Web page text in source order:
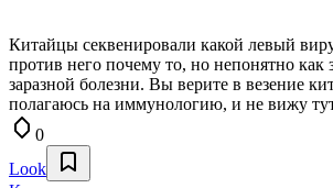
Китайцы секвенировали какой левый
против него почему то, но непонятно
заразной болезни. Вы верите в везение
полагаюсь на иммунологию, и не вижу
0
Look